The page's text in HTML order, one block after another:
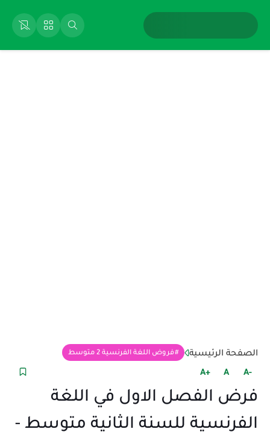
الصفحة الرئيسية فروض اللغة الفرنسية 2 متوسط
+A A -A
فرض الفصل الاول في اللغة
الفرنسية للسنة الثانية متوسط -